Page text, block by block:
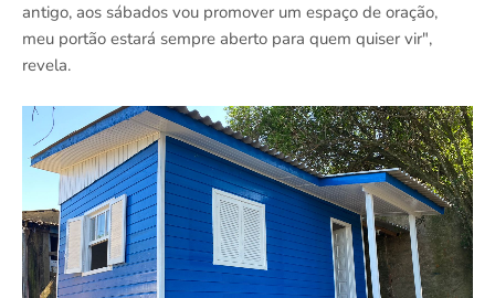
antigo, aos sábados vou promover um espaço de oração,
meu portão estará sempre aberto para quem quiser vir",
revela.